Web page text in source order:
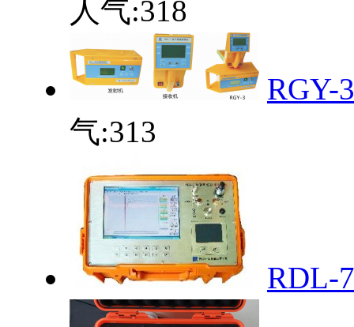
人气:318
RGY-
气:313
RDL-